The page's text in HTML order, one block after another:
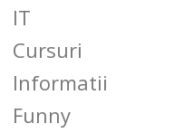
IT
Cursuri
Informatii
Funny